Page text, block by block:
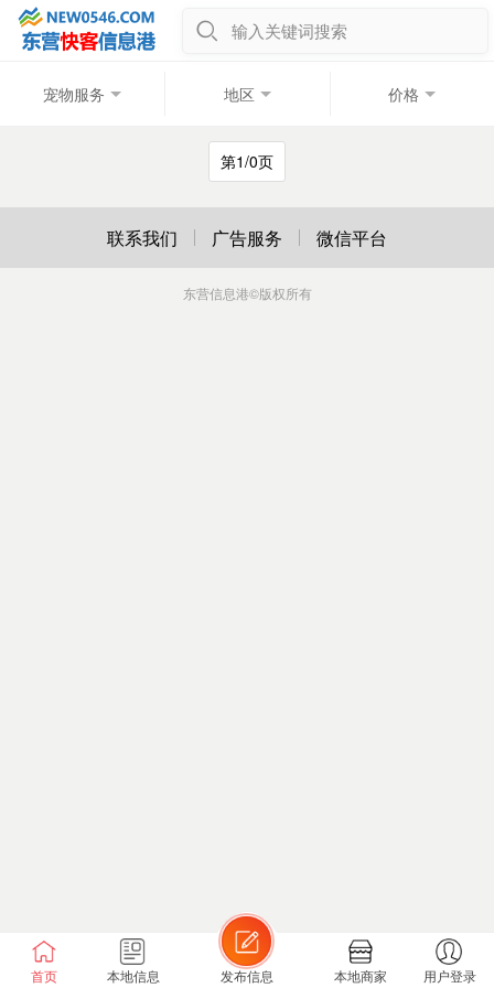
输入关键词搜索
宠物服务 地区 价格
第1/0页
首页 本地信息 发布信息 本地商家 用户登录
联系我们 广告服务 微信平台
东营信息港©版权所有